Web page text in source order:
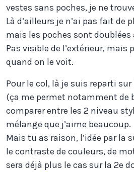
vestes sans poches, je ne
Là d’ailleurs je n’ai pas fait de
mais les poches sont doublées
Pas visible de l’extérieur, mais
quand on le voit.
Pour le col, là je suis reparti
(ça me permet notamment de
comparer entre les 2 niveau
mélange que j’aime beaucoup.
Mais tu as raison, l’idée par la
le contraste de couleurs, de
sera déjà plus le cas sur la 2e